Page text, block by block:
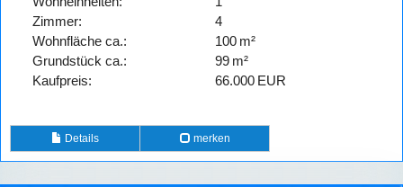
Zimmer:
4
Wohnfläche ca.:
100 m²
Grund­stück ca.:
99 m²
Kaufpreis:
66.000 EUR
Details merken